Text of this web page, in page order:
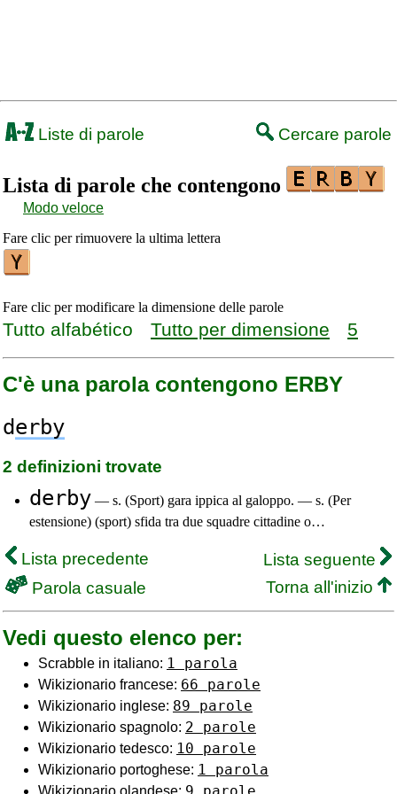
Liste di parole Cercare parole
Lista di parole che contengono
Modo veloce
Fare clic per rimuovere la ultima lettera
Fare clic per modificare la dimensione delle parole
Tutto alfabético Tutto per dimensione 5
C'è una parola contengono ERBY
derby
2 definizioni trovate
derby — s. (Sport) gara ippica al galoppo. — s. (Per
estensione) (sport) sfida tra due squadre cittadine o…
Lista precedente
Lista seguente
Parola casuale
Torna all'inizio
Vedi questo elenco per:
Scrabble in italiano: 1 parola
Wikizionario francese: 66 parole
Wikizionario inglese: 89 parole
Wikizionario spagnolo: 2 parole
Wikizionario tedesco: 10 parole
Wikizionario portoghese: 1 parola
Wikizionario olandese: